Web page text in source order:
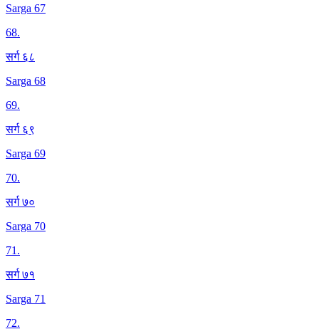
Sarga 67
68.
सर्ग ६८
Sarga 68
69.
सर्ग ६९
Sarga 69
70.
सर्ग ७०
Sarga 70
71.
सर्ग ७१
Sarga 71
72.